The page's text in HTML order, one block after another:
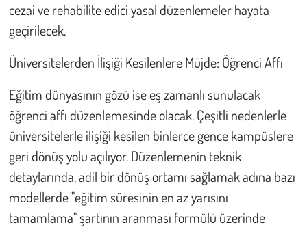
cezai ve rehabilite edici yasal düzenlemeler hayata
geçirilecek.
Üniversitelerden İlişiği Kesilenlere Müjde: Öğrenci Affı
Eğitim dünyasının gözü ise eş zamanlı sunulacak
öğrenci affı düzenlemesinde olacak. Çeşitli nedenlerle
üniversitelerle ilişiği kesilen binlerce gence kampüslere
geri dönüş yolu açılıyor. Düzenlemenin teknik
detaylarında, adil bir dönüş ortamı sağlamak adına bazı
modellerde "eğitim süresinin en az yarısını
tamamlama" şartının aranması formülü üzerinde